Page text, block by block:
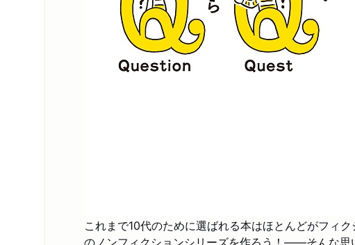
これまで10代のために選ばれる本はほとんどがフィ
のノンフィクションシリーズを作ろう！――そんな思